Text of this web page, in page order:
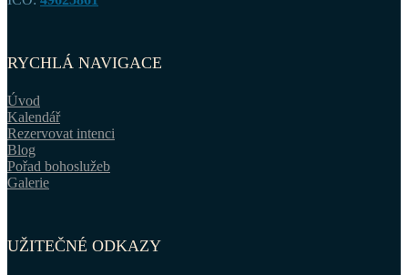
RYCHLÁ NAVIGACE
Úvod
Kalendář
Rezervovat intenci
Blog
Pořad bohoslužeb
Galerie
UŽITEČNÉ ODKAZY